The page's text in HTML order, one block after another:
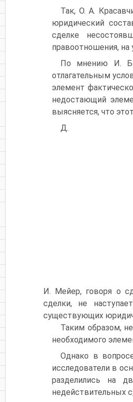
Так, О. А.
юридический
сделке
правоотношения, на
По мнению И. Б.
отлагательным
элемент
недостающий
выясняется, что
Д.
И. Мейер, говоря о
сделки, не
существующих
Таким образом,
необходимого
Однако в
исследователи в
разделились на
недействительных